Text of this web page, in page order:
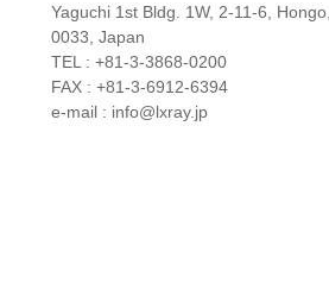
Yaguchi 1st Bldg. 1W, 2-11-6,
0033, Japan
TEL : +81-3-3868-0200
FAX : +81-3-6912-6394
e-mail : info@lxray.jp